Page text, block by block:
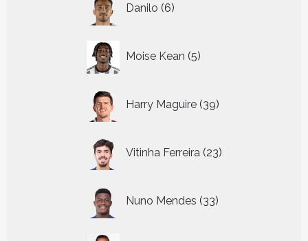
Danilo 6
producten
Moise Kean 5
producten
Harry Maguire 39
producten
Vitinha Ferreira 23
producten
Nuno Mendes 33
producten